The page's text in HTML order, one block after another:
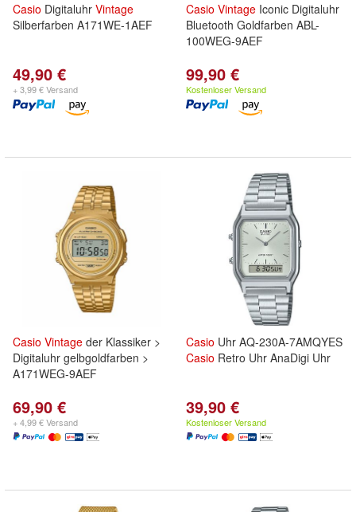
Casio Digitaluhr Vintage
Silberfarben A171WE-1AEF
49,90 €
+ 3,99 € Versand
Casio Vintage Iconic Digitaluhr
Bluetooth Goldfarben ABL-
100WEG-9AEF
99,90 €
Kostenloser Versand
Casio Vintage der Klassiker >
Digitaluhr gelbgoldfarben >
A171WEG-9AEF
69,90 €
+ 4,99 € Versand
Casio Uhr AQ-230A-7AMQYES
Casio Retro Uhr AnaDigi Uhr
39,90 €
Kostenloser Versand